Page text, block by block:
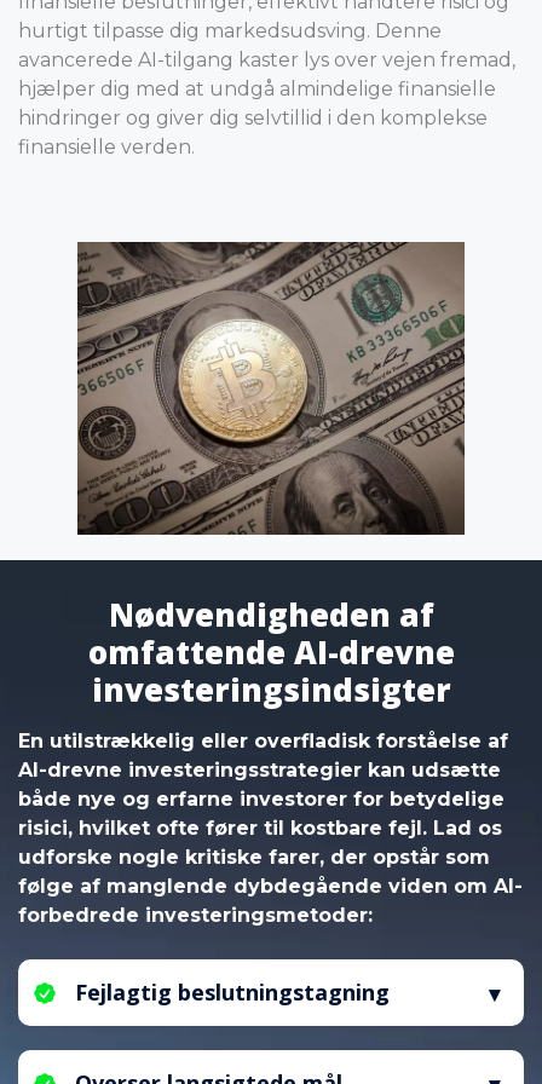
hurtigt tilpasse dig markedsudsving. Denne
avancerede AI-tilgang kaster lys over vejen fremad,
hjælper dig med at undgå almindelige finansielle
hindringer og giver dig selvtillid i den komplekse
finansielle verden.
Nødvendigheden af
omfattende AI-drevne
investeringsindsigter
En utilstrækkelig eller overfladisk forståelse af
AI-drevne investeringsstrategier kan udsætte
både nye og erfarne investorer for betydelige
risici, hvilket ofte fører til kostbare fejl. Lad os
udforske nogle kritiske farer, der opstår som
følge af manglende dybdegående viden om AI-
forbedrede investeringsmetoder:
Fejlagtig beslutningstagning
investeringsprincipper er enkeltpersoner